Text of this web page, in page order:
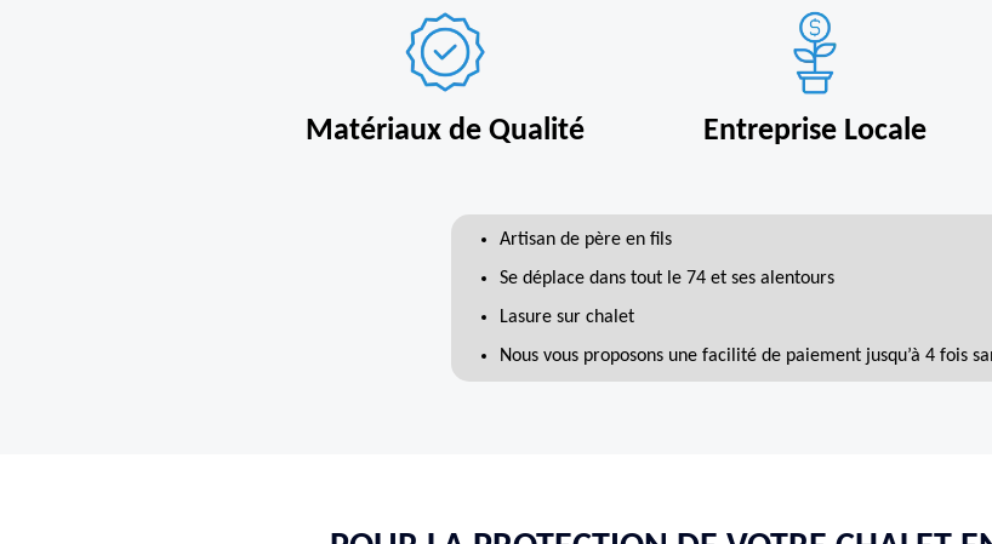
Matériaux de Qualité Entreprise Locale
Artisan de père en fils
Se déplace dans tout le 74 et ses alentours
Lasure sur chalet
Nous vous proposons une facilité de paiement jusqu’à 4 fois